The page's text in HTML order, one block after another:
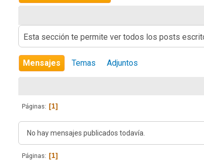
Esta sección te permite ver todos los posts
Mensajes Temas Adjuntos
Páginas 1
No hay mensajes publicados todavía.
Páginas 1